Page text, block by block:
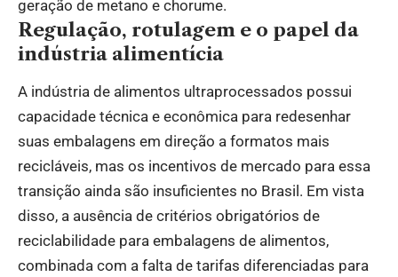
geração de metano e chorume.
Regulação, rotulagem e o papel da
indústria alimentícia
A indústria de alimentos ultraprocessados possui
capacidade técnica e econômica para redesenhar
suas embalagens em direção a formatos mais
recicláveis, mas os incentivos de mercado para essa
transição ainda são insuficientes no Brasil. Em vista
disso, a ausência de critérios obrigatórios de
reciclabilidade para embalagens de alimentos,
combinada com a falta de tarifas diferenciadas para